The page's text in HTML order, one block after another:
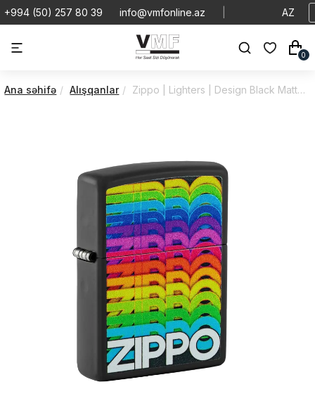
+994 (50) 257 80 39 info@vmfonline.az AZ
0
Ana səhifə Alışqanlar Zippo | Lighters | Design Black Matte | 46234